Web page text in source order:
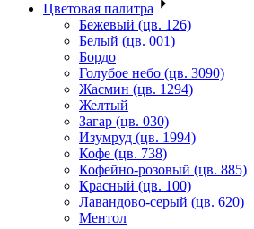
Цветовая палитра
Бежевый (цв. 126)
Белый (цв. 001)
Бордо
Голубое небо (цв. 3090)
Жасмин (цв. 1294)
Желтый
Загар (цв. 030)
Изумруд (цв. 1994)
Кофе (цв. 738)
Кофейно-розовый (цв. 885)
Красный (цв. 100)
Лавандово-серый (цв. 620)
Ментол